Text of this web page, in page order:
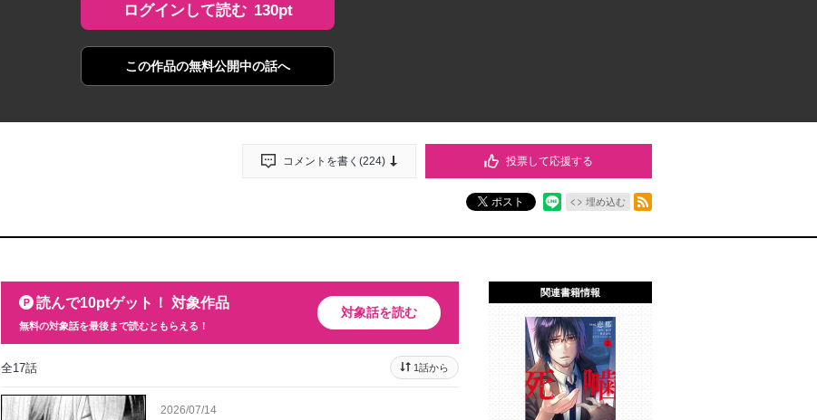
ログインして読む 130pt
この作品の無料公開中の話へ
投票して応援する
コメントを書く(224)
ポスト 埋め込む
読んで10ptゲット！ 対象作品
無料の対象話を最後まで読むともらえる！
対象話を読む
全17話 1話から
2026/07/14
関連書籍情報